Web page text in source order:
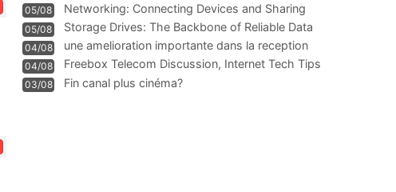
05/08
Networking: Connecting Devices and Sharing
Information
05/08
Storage Drives: The Backbone of Reliable Data
Management
04/08
une amelioration importante dans la reception
WIFI
04/08
Freebox Telecom Discussion, Internet Tech Tips
Communi
03/08 Fin canal plus cinéma?